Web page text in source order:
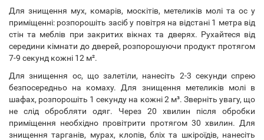
Для знищення мух, комарів, москітів, метеликів молі та ос у
приміщенні: розпорошіть засіб у повітря на відстані 1 метра від
стін та меблів при закритих вікнах та дверях. Рухайтеся від
середини кімнати до дверей, розпорошуючи продукт протягом
7-9 секунд кожні 12 м².
Для знищення ос, що залетіли, нанесіть 2-3 секунди спрею
безпосередньо на комаху. Для знищення метеликів молі в
шафах, розпорошіть 1 секунду на кожні 2 м³. Зверніть увагу, що
не слід обробляти одяг. Через 20 хвилин після обробки
приміщення необхідно провітрити протягом 30 хвилин. Для
знищення тарганів, мурах, клопів, бліх та шкіроїдів, нанесіть